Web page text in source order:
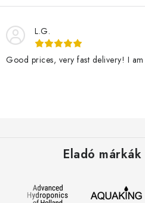
e
l
e
m
L.G.
Good prices, very fast delivery! I
Eladó márkák